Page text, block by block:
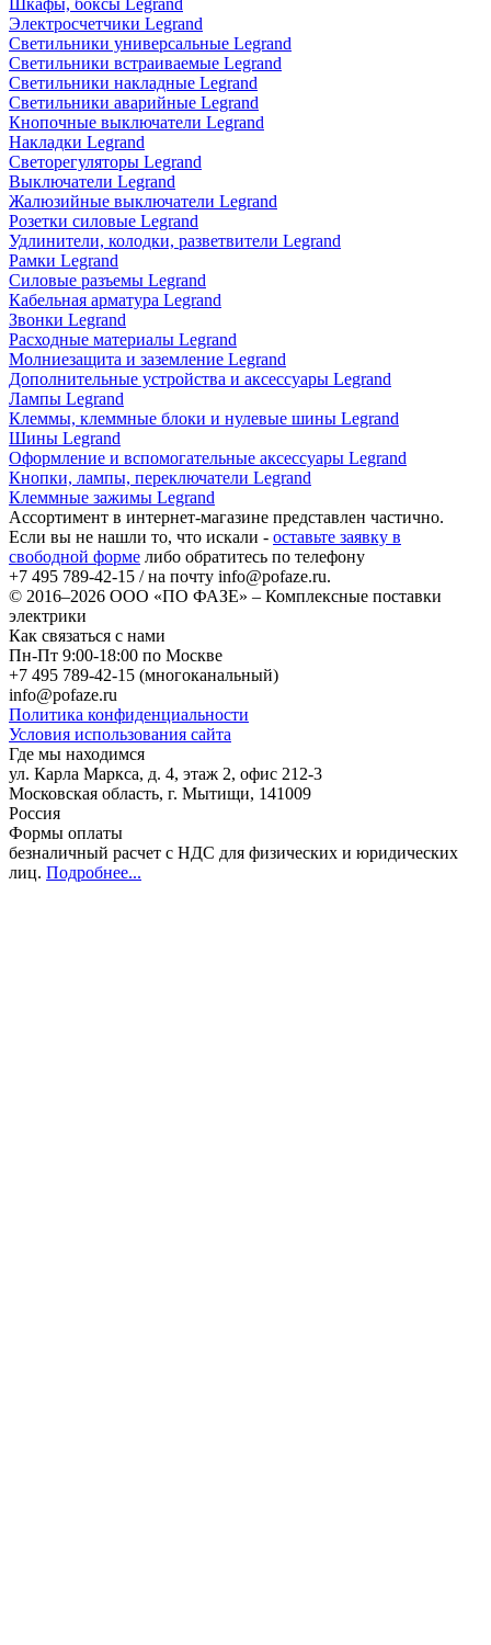
Электросчетчики Legrand
Светильники универсальные Legrand
Светильники встраиваемые Legrand
Светильники накладные Legrand
Светильники аварийные Legrand
Кнопочные выключатели Legrand
Накладки Legrand
Светорегуляторы Legrand
Выключатели Legrand
Жалюзийные выключатели Legrand
Розетки силовые Legrand
Удлинители, колодки, разветвители Legrand
Рамки Legrand
Силовые разъемы Legrand
Кабельная арматура Legrand
Звонки Legrand
Расходные материалы Legrand
Молниезащита и заземление Legrand
Дополнительные устройства и аксессуары Legrand
Лампы Legrand
Клеммы, клеммные блоки и нулевые шины Legrand
Шины Legrand
Оформление и вспомогательные аксессуары Legrand
Кнопки, лампы, переключатели Legrand
Клеммные зажимы Legrand
Ассортимент в интернет-магазине представлен частично.
Если вы не нашли то, что искали - оставьте заявку в
свободной форме либо обратитесь по телефону
+7 495 789-42-15 / на почту info@pofaze.ru.
© 2016–2026 ООО «ПО ФАЗЕ» – Комплексные поставки
электрики
Как связаться с нами
Пн-Пт 9:00-18:00 по Москве
+7 495 789-42-15 (многоканальный)
info@pofaze.ru
Политика конфиденциальности
Условия использования сайта
Где мы находимся
ул. Карла Маркса, д. 4, этаж 2, офис 212-3
Московская область, г. Мытищи, 141009
Россия
Формы оплаты
безналичный расчет с НДС для физических и юридических
лиц. Подробнее...